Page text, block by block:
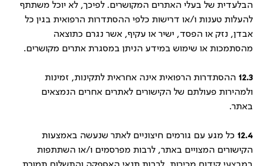
הבלעדית של בעלי האתרים המקושרים. לפיכך, לא יוכל משתתף
להעלות טענות ו/או דרישות כלפי ההסתדרות הרפואית בגין כל
אבדן, נזק או הפסד, ישיר או עקיף, אשר נגרם כתוצאה
מהסתמכות או שימוש במידע הניתן במסגרת אתרים מקושרים.
12.3 ההסתדרות הרפואית אינה אחראית לתקינות, זמינות
ולמהירות פעולתם של הקישורים לאתרים אחרים הנמצאים
באתר.
12.4 כל מגע עם גורמים חיצוניים לאתר שנעשה באמצעות
הקישורים המצויים באתר, לרבות מפרסמים ו/או השתתפות